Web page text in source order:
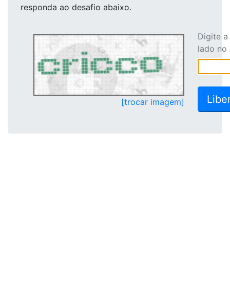
responda ao desafio abaixo.
[trocar imagem]
Digite
lado no